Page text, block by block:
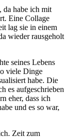
da habe ich mit
Eine Collage
lag sie in einem
wieder rausgeholt
seines Lebens
viele Dinge
habe. Die
es aufgeschrieben
eher, dass ich
und es so war,
Zeit zum